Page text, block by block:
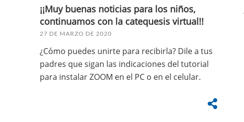
¡¡Muy buenas noticias para los niños,
continuamos con la catequesis virtual!!
27 DE MARZO DE 2020
¿Cómo puedes unirte para recibirla? Dile a tus
padres que sigan las indicaciones del tutorial
para instalar ZOOM en el PC o en el celular.